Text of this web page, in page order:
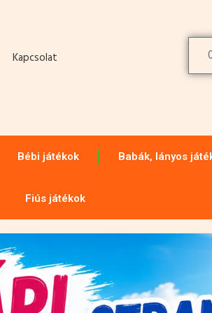
Kapcsolat
Bébi játékok Babák, lányos
Fiús játékok